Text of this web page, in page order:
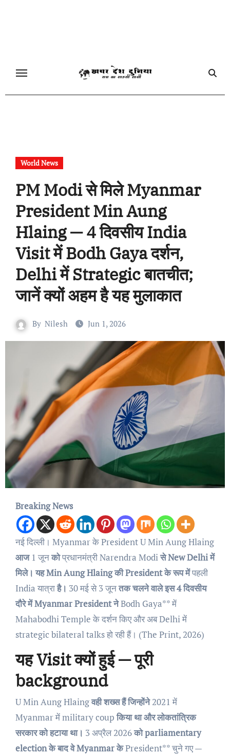
World News
PM Modi से मिले Myanmar
President Min Aung
Hlaing — 4 दिवसीय India
Visit में Bodh Gaya दर्शन,
Delhi में Strategic बातचीत;
जानें क्यों अहम है यह मुलाकात
By Nilesh Jun 1, 2026
Breaking News
नई दिल्ली। Myanmar के President U Min Aung Hlaing
आज 1 जूनकोप्रधानमंत्री Narendra Modiसे New Delhi में
मिले। यह Min Aung Hlaing की President के रूप मेंपहली
India यात्राहै। 30 मई से 3 जूनतक चलने वाले इस 4 दिवसीय
दौरे में Myanmar President नेBodh Gaya** में
Mahabodhi Temple के दर्शन किए और अब Delhi में
strategic bilateral talks हो रही हैं। (The Print, 2026)
यह Visit क्यों हुई — पूरी
background
U Min Aung Hlaingवही शख्स हैं जिन्होंने2021 में
Myanmar में military coupकिया था और लोकतांत्रिक
सरकार को हटाया था। 3 अप्रैल 2026को parliamentary
election के बाद वे Myanmar केPresident** चुने गए —